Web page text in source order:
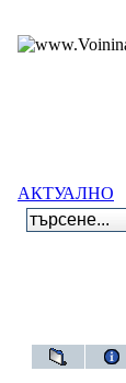
АКТУАЛНО